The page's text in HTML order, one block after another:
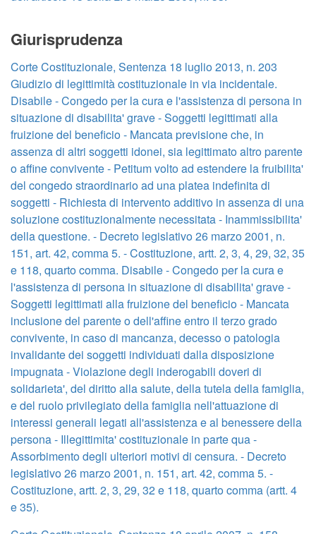
Giurisprudenza
Corte Costituzionale, Sentenza 18 luglio 2013, n. 203
Giudizio di legittimità costituzionale in via incidentale.
Disabile - Congedo per la cura e l'assistenza di persona in
situazione di disabilita' grave - Soggetti legittimati alla
fruizione del beneficio - Mancata previsione che, in
assenza di altri soggetti idonei, sia legittimato altro parente
o affine convivente - Petitum volto ad estendere la fruibilita'
del congedo straordinario ad una platea indefinita di
soggetti - Richiesta di intervento additivo in assenza di una
soluzione costituzionalmente necessitata - Inammissibilita'
della questione. - Decreto legislativo 26 marzo 2001, n.
151, art. 42, comma 5. - Costituzione, artt. 2, 3, 4, 29, 32, 35
e 118, quarto comma. Disabile - Congedo per la cura e
l'assistenza di persona in situazione di disabilita' grave -
Soggetti legittimati alla fruizione del beneficio - Mancata
inclusione del parente o dell'affine entro il terzo grado
convivente, in caso di mancanza, decesso o patologia
invalidante dei soggetti individuati dalla disposizione
impugnata - Violazione degli inderogabili doveri di
solidarieta', del diritto alla salute, della tutela della famiglia,
e del ruolo privilegiato della famiglia nell'attuazione di
interessi generali legati all'assistenza e al benessere della
persona - Illegittimita' costituzionale in parte qua -
Assorbimento degli ulteriori motivi di censura. - Decreto
legislativo 26 marzo 2001, n. 151, art. 42, comma 5. -
Costituzione, artt. 2, 3, 29, 32 e 118, quarto comma (artt. 4
e 35).